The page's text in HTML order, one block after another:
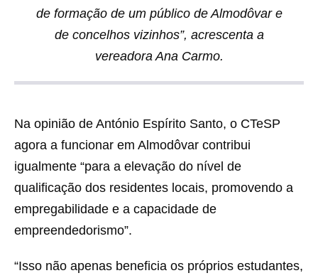
de formação de um público de Almodôvar e
de concelhos vizinhos”, acrescenta a
vereadora Ana Carmo.
Na opinião de António Espírito Santo, o CTeSP
agora a funcionar em Almodôvar contribui
igualmente “para a elevação do nível de
qualificação dos residentes locais, promovendo a
empregabilidade e a capacidade de
empreendedorismo”.
“Isso não apenas beneficia os próprios estudantes,